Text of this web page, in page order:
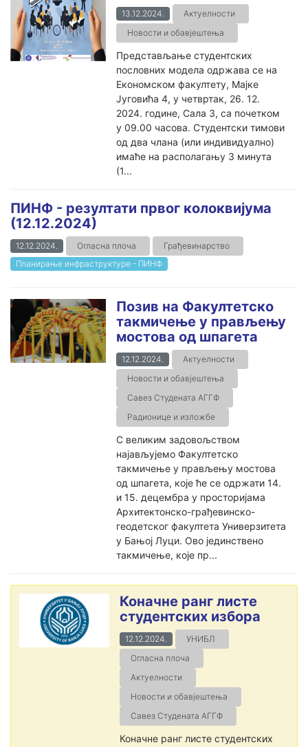
13.12.2024.
Актуелности
Новости и обавјештења
Представљање студентских
пословних модела одржава се на
Економском факултету, Мајке
Југовића 4, у четвртак, 26. 12.
2024. године, Сала 3, са почетком
у 09.00 часова. Студентски тимови
од два члана (или индивидуално)
имаће на располагању 3 минута
(1...
ПИНФ - резултати првог колоквијума
(12.12.2024)
12.12.2024. Огласна плоча
Грађевинарство
Планирање инфраструктуре - ПИНФ
Позив на Факултетско
такмичење у прављењу
мостова од шпагета
12.12.2024.
Актуелности
Новости и обавјештења
Савез Студената АГГФ
Радионице и изложбе
С великим задовољством
најављујемо Факултетско
такмичење у прављењу мостова
од шпагета, које ће се одржати 14.
и 15. децембра у просторијама
Архитектонско-грађевинско-
геодетског факултета Универзитета
у Бањој Луци. Ово јединствено
такмичење, које пр...
Коначне ранг листе
студентских избора
12.12.2024.
УНИБЛ
Огласна плоча
Актуелности
Новости и обавјештења
Савез Студената АГГФ
Коначне ранг листе студентских